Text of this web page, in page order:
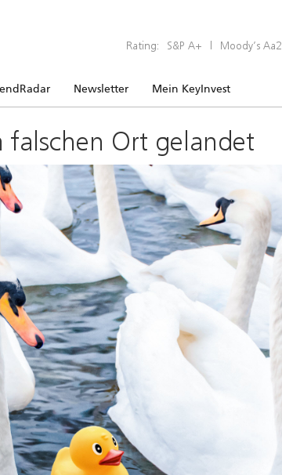
Rating: S&P A+ | Moody’s Aa2
Newsletter Mein KeyInvest
falschen Ort gelandet